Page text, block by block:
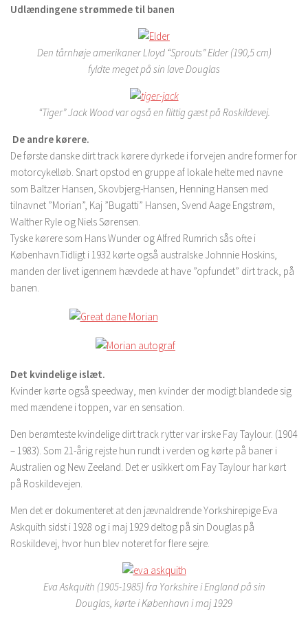
Udlændingene strømmede til banen
Den tårnhøje amerikaner Lloyd “Sprouts” Elder (190,5 cm)
fyldte meget på sin lave Douglas
“Tiger” Jack Wood var også en flittig gæst på Roskildevej.
De andre kørere.
De første danske dirt track kørere dyrkede i forvejen andre former for
motorcykelløb. Snart opstod en gruppe af lokale helte med navne
som Baltzer Hansen, Skovbjerg-Hansen, Henning Hansen med
tilnavnet ”Morian”, Kaj ”Bugatti” Hansen, Svend Aage Engstrøm,
Walther Ryle og Niels Sørensen.
Tyske kørere som Hans Wunder og Alfred Rumrich sås ofte i
København.Tidligt i 1932 kørte også australske Johnnie Hoskins,
manden der livet igennem hævdede at have ”opfundet” dirt track, på
banen.
Det kvindelige islæt.
Kvinder kørte også speedway, men kvinder der modigt blandede sig
med mændene i toppen, var en sensation.
Den berømteste kvindelige dirt track rytter var irske Fay Taylour. (1904
– 1983). Som 21-årig rejste hun rundt i verden og kørte på baner i
Australien og New Zeeland. Det er usikkert om Fay Taylour har kørt
på Roskildevejen.
Men det er dokumenteret at den jævnaldrende Yorkshirepige Eva
Askquith sidst i 1928 og i maj 1929 deltog på sin Douglas på
Roskildevej, hvor hun blev noteret for flere sejre.
Eva Askquith (1905-1985) fra Yorkshire i England på sin
Douglas, kørte i København i maj 1929